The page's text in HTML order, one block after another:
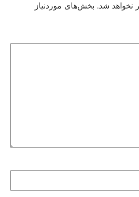
نخواهد شد. بخش‌های موردنیاز